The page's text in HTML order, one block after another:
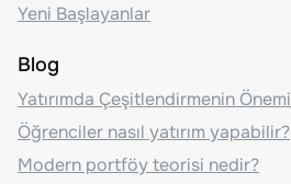
Yeni Başlayanlar
Blog
Yatırımda Çeşitlendirmenin Önemi
Öğrenciler nasıl yatırım yapabilir?
Modern portföy teorisi nedir?